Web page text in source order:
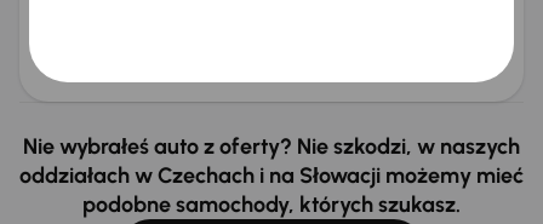
Nie wybrałeś auto z oferty? Nie szkodzi, w naszych
oddziałach w Czechach i na Słowacji możemy mieć
podobne samochody, których szukasz.